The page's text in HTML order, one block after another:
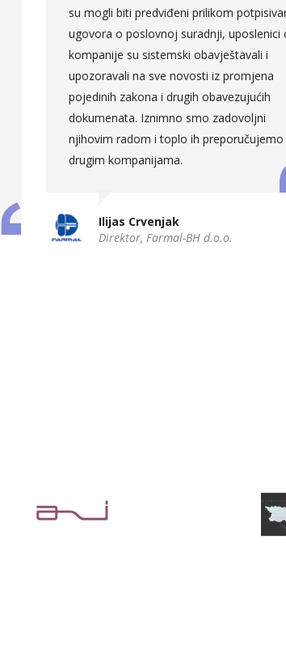
su mogli biti predviđeni prilikom
ugovora o poslovnoj suradnji, uposlenici
kompanije su sistemski obavještavali i
upozoravali na sve novosti iz promjena
pojedinih zakona i drugih obavezujućih
dokumenata. Iznimno smo zadovoljni
njihovim radom i toplo ih preporučujemo
drugim kompanijama.
Ilijas Crvenjak
Direktor, Farmal-BH d.o.o.